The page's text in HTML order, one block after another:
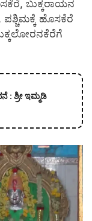
ಬುಕ್ಕರಾಯನ
ಹೊಸಕೆರೆ
: ಶ್ರೀ ಇಮ್ಮಡಿ